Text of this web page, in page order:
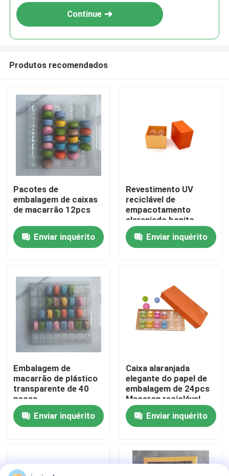
Para casa
Produtos
Vídeos
Sobre nós
Visita à fábrica
Controle de qualidade
Contacte-nos
Notícias
EPS espuma de EPP
Continue
Produtos recomendados
Pacotes de
embalagem de caixas
de macarrão 12pcs
Enviar inquérito
Revestimento UV
reciclável de
empacotamento
alaranjado bonito
2pcs da caixa de
Macaron do papel de
embalagem
Enviar inquérito
Embalagem de
macarrão de plástico
transparente de 40
peças
Enviar inquérito
Caixa alaranjada
elegante do papel de
embalagem de 24pcs
Macaron reciclável
com interno plástico
Enviar inquérito